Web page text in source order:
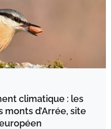
climatique : les
d’Arrée, site